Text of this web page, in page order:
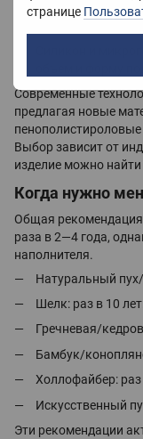
странице
Пена Memory.
Силикон и
Современные
предлагая новые
пенополистироловые
Выбор зависит от
изделие можно
Когда нужно
Общая
раза в 2—4 года,
наполнителя.
Натуральный
Шелк: раз в 10 лет.
Гречневая/
Бамбук/
Холлофайбер:
Искусственный
Эти рекомендации